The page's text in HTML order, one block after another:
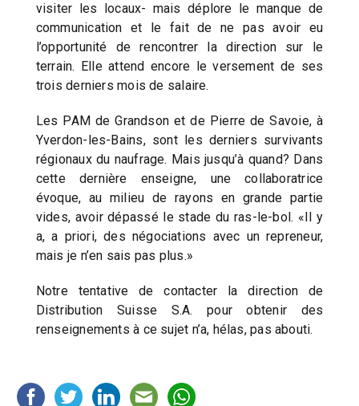
visiter les locaux- mais déplore le manque de
communication et le fait de ne pas avoir eu
l’opportunité de rencontrer la direction sur le
terrain. Elle attend encore le versement de ses
trois derniers mois de salaire.
Les PAM de Grandson et de Pierre de Savoie, à
Yverdon-les-Bains, sont les derniers survivants
régionaux du naufrage. Mais jusqu’à quand? Dans
cette dernière enseigne, une collaboratrice
évoque, au milieu de rayons en grande partie
vides, avoir dépassé le stade du ras-le-bol. «Il y
a, a priori, des négociations avec un repreneur,
mais je n’en sais pas plus.»
Notre tentative de contacter la direction de
Distribution Suisse S.A. pour obtenir des
renseignements à ce sujet n’a, hélas, pas abouti.